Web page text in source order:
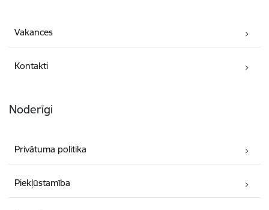
Vakances
Kontakti
Noderīgi
Privātuma politika
Piekļūstamība